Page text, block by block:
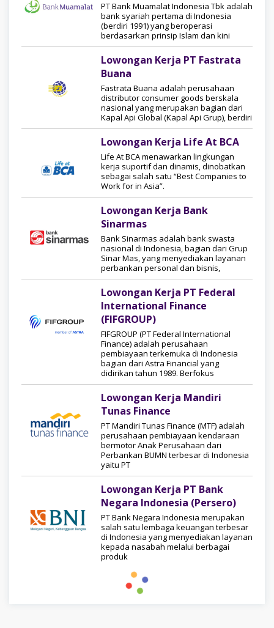
PT Bank Muamalat Indonesia Tbk adalah
bank syariah pertama di Indonesia
(berdiri 1991) yang beroperasi
berdasarkan prinsip Islam dan kini
Lowongan Kerja PT Fastrata
Buana
Fastrata Buana adalah perusahaan
distributor consumer goods berskala
nasional yang merupakan bagian dari
Kapal Api Global (Kapal Api Grup), berdiri
Lowongan Kerja Life At BCA
Life At BCA menawarkan lingkungan
kerja suportif dan dinamis, dinobatkan
sebagai salah satu “Best Companies to
Work for in Asia”.
Lowongan Kerja Bank
Sinarmas
Bank Sinarmas adalah bank swasta
nasional di Indonesia, bagian dari Grup
Sinar Mas, yang menyediakan layanan
perbankan personal dan bisnis,
Lowongan Kerja PT Federal
International Finance
(FIFGROUP)
FIFGROUP (PT Federal International
Finance) adalah perusahaan
pembiayaan terkemuka di Indonesia
bagian dari Astra Financial yang
didirikan tahun 1989. Berfokus
Lowongan Kerja Mandiri
Tunas Finance
PT Mandiri Tunas Finance (MTF) adalah
perusahaan pembiayaan kendaraan
bermotor Anak Perusahaan dari
Perbankan BUMN terbesar di Indonesia
yaitu PT
Lowongan Kerja PT Bank
Negara Indonesia (Persero)
PT Bank Negara Indonesia merupakan
salah satu lembaga keuangan terbesar
di Indonesia yang menyediakan layanan
kepada nasabah melalui berbagai
produk